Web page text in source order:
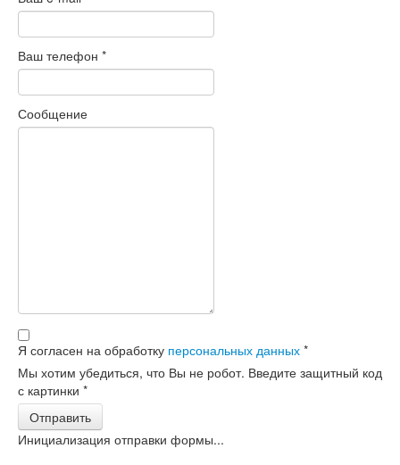
Ваш телефон *
Сообщение
Я согласен на обработку персональных данных *
Мы хотим убедиться, что Вы не робот. Введите защитный код
с картинки *
Отправить
Инициализация отправки формы...